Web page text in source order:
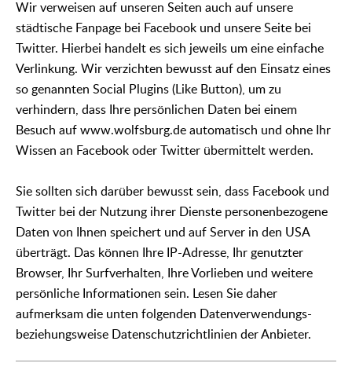
Wir verweisen auf unseren Seiten auch auf unsere
städtische Fanpage bei Facebook und unsere Seite bei
Twitter. Hierbei handelt es sich jeweils um eine einfache
Verlinkung. Wir verzichten bewusst auf den Einsatz eines
so genannten Social Plugins (Like Button), um zu
verhindern, dass Ihre persönlichen Daten bei einem
Besuch auf www.wolfsburg.de automatisch und ohne Ihr
Wissen an Facebook oder Twitter übermittelt werden.
Sie sollten sich darüber bewusst sein, dass Facebook und
Twitter bei der Nutzung ihrer Dienste personenbezogene
Daten von Ihnen speichert und auf Server in den USA
überträgt. Das können Ihre IP-Adresse, Ihr genutzter
Browser, Ihr Surfverhalten, Ihre Vorlieben und weitere
persönliche Informationen sein. Lesen Sie daher
aufmerksam die unten folgenden Datenverwendungs-
beziehungsweise Datenschutzrichtlinien der Anbieter.